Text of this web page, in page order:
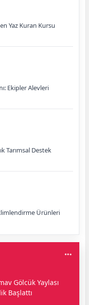
Yaz Kuran Kursu
Ekipler Alevleri
Tarımsal Destek
Ürünleri
Gölcük Yaylası
Başlattı